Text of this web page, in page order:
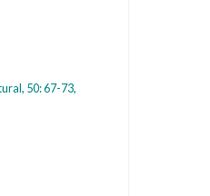
50: 67-73,